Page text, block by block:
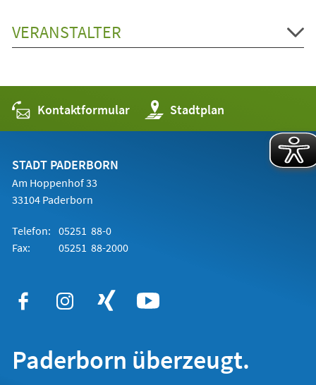
VERANSTALTER
Kontaktformular Stadtplan
(Öffnet
in
einem
STADT PADERBORN
Am Hoppenhof 33
33104 Paderborn
Telefon: 05251 88-0
Fax:
05251 88-2000
Paderborn überzeugt.